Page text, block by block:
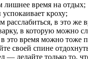
лишнее время на отдых;
кроху;
в это
в которую можно
это время можно тоже
своей спине
делайте только то,